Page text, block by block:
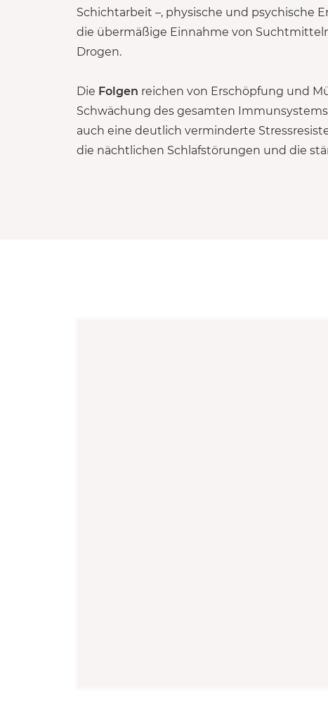
Schichtarbeit –, physische und psychische
die übermäßige Einnahme von
Drogen.
Die Folgen reichen von Erschöpfung und
Schwächung des gesamten
auch eine deutlich verminderte
die nächtlichen Schlafstörungen und die